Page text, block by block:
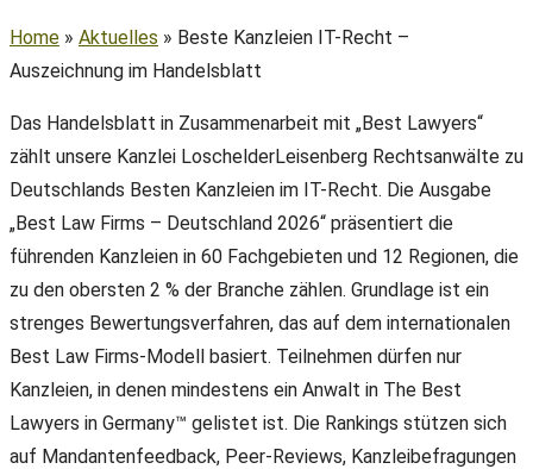
Home » Aktuelles » Beste Kanzleien IT-Recht –
Auszeichnung im Handelsblatt
Das Handelsblatt in Zusammenarbeit mit „Best Lawyers“
zählt unsere Kanzlei LoschelderLeisenberg Rechtsanwälte zu
Deutschlands Besten Kanzleien im IT-Recht. Die Ausgabe
„Best Law Firms – Deutschland 2026“ präsentiert die
führenden Kanzleien in 60 Fachgebieten und 12 Regionen, die
zu den obersten 2 % der Branche zählen. Grundlage ist ein
strenges Bewertungsverfahren, das auf dem internationalen
Best Law Firms-Modell basiert. Teilnehmen dürfen nur
Kanzleien, in denen mindestens ein Anwalt in The Best
Lawyers in Germany™ gelistet ist. Die Rankings stützen sich
auf Mandantenfeedback, Peer-Reviews, Kanzleibefragungen